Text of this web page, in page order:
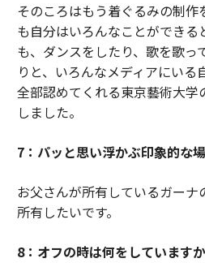
そのころはもう着ぐるみの制作
も自分はいろんなことができる
も、ダンスをしたり、歌を歌っ
りと、いろんなメディアにいる
全部認めてくれる東京藝術大学
しました。
7：パッと思い浮かぶ印象的な
お父さんが所有しているガーナ
所有したいです。
8：オフの時は何をしていますか